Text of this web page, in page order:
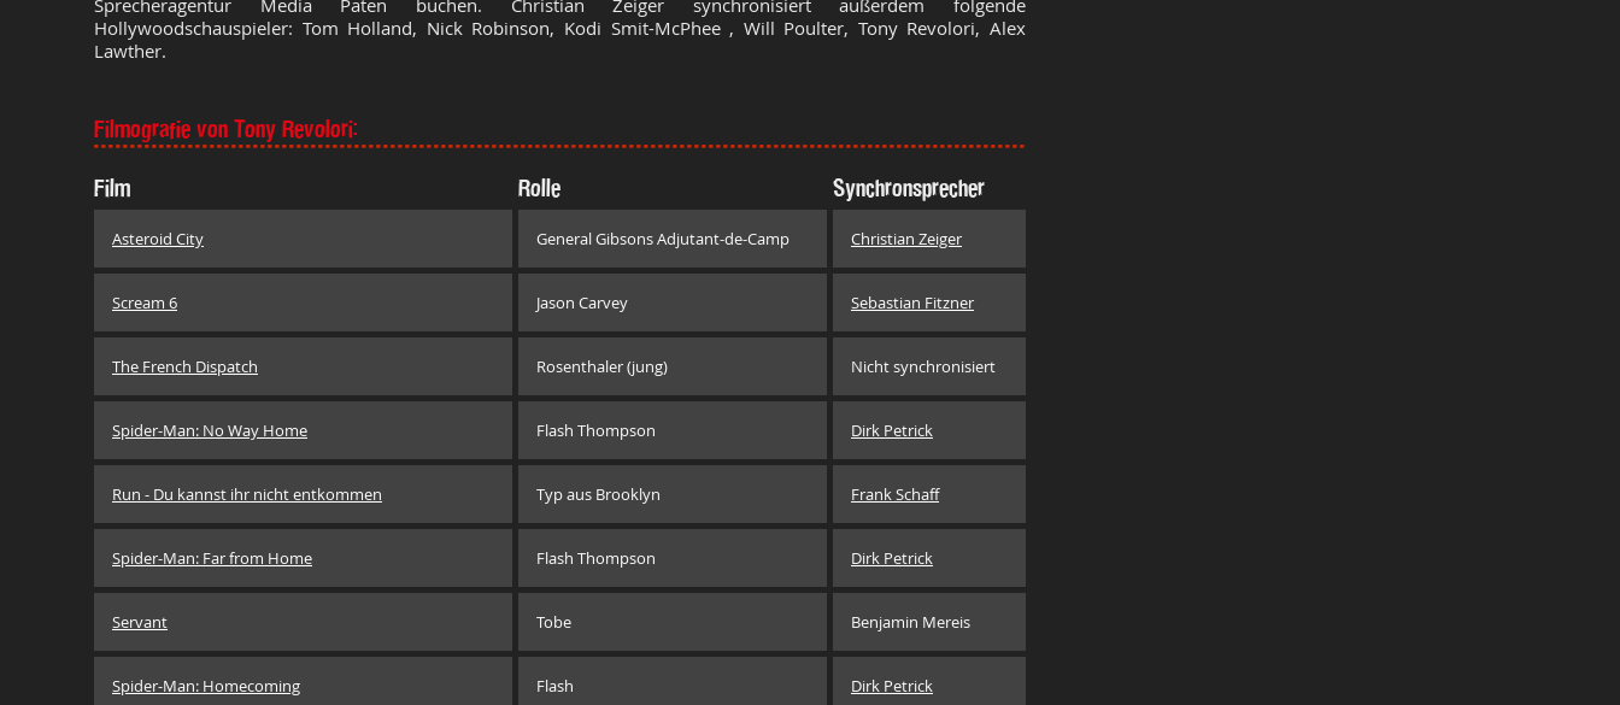
Sprecheragentur Media Paten buchen. Christian Zeiger synchronisiert außerdem folgende
Hollywoodschauspieler: Tom Holland, Nick Robinson, Kodi Smit-McPhee , Will Poulter, Tony Revolori, Alex
Lawther.
Filmografie von Tony Revolori:
Film
Rolle Synchronsprecher
Asteroid City General Gibsons Adjutant-de-Camp Christian Zeiger
Scream 6 Jason Carvey Sebastian Fitzner
The French Dispatch Rosenthaler (jung) Nicht synchronisiert
Spider-Man: No Way Home Flash Thompson Dirk Petrick
Run - Du kannst ihr nicht entkommen Typ aus Brooklyn Frank Schaff
Spider-Man: Far from Home Flash Thompson Dirk Petrick
Servant Tobe Benjamin Mereis
Spider-Man: Homecoming Flash Dirk Petrick